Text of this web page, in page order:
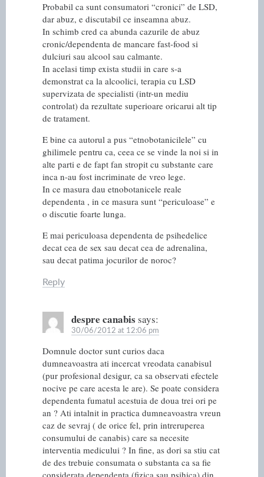
Probabil ca sunt consumatori “cronici” de LSD,
dar abuz, e discutabil ce inseamna abuz.
In schimb cred ca abunda cazurile de abuz
cronic/dependenta de mancare fast-food si
dulciuri sau alcool sau calmante.
In acelasi timp exista studii in care s-a
demonstrat ca la alcoolici, terapia cu LSD
supervizata de specialisti (intr-un mediu
controlat) da rezultate superioare oricarui alt tip
de tratament.
E bine ca autorul a pus “etnobotanicilele” cu
ghilimele pentru ca, ceea ce se vinde la noi si in
alte parti e de fapt fan stropit cu substante care
inca n-au fost incriminate de vreo lege.
In ce masura dau etnobotanicele reale
dependenta , in ce masura sunt “periculoase” e
o discutie foarte lunga.
E mai periculoasa dependenta de psihedelice
decat cea de sex sau decat cea de adrenalina,
sau decat patima jocurilor de noroc?
Reply
despre canabis says:
30/06/2012 at 12:06 pm
Domnule doctor sunt curios daca
dumneavoastra ati incercat vreodata canabisul
(pur profesional desigur, ca sa observati efectele
nocive pe care acesta le are). Se poate considera
dependenta fumatul acestuia de doua trei ori pe
an ? Ati intalnit in practica dumneavoastra vreun
caz de sevraj ( de orice fel, prin intreruperea
consumului de canabis) care sa necesite
interventia medicului ? In fine, as dori sa stiu cat
de des trebuie consumata o substanta ca sa fie